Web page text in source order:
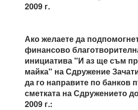
2009 г.
Ако желаете да
финансово
инициатива "И аз ще съм
майка" на Сдружение
да го направите по банков
сметката на Сдружението
2009 г.: